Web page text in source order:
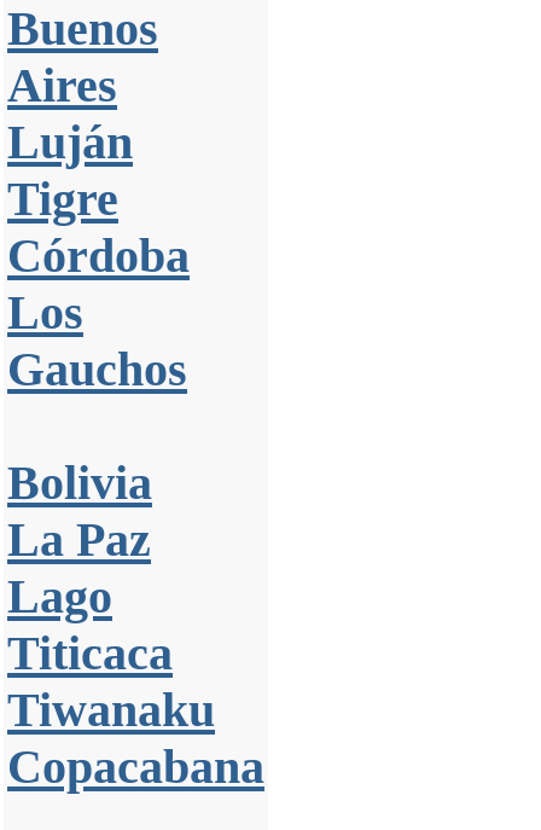
Buenos
Aires
Luján
Tigre
Córdoba
Los
Gauchos
Bolivia
La Paz
Lago
Titicaca
Tiwanaku
Copacabana